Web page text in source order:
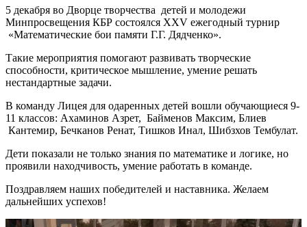
5 декабря во Дворце творчества детей и молодежи
Минпросвещения КБР состоялся XXV ежегодный турнир
«Математические бои памяти Г.Г. Дядченко».
Такие мероприятия помогают развивать творческие
способности, критическое мышление, умение решать
нестандартные задачи.
В команду Лицея для одаренных детей вошли обучающиеся 9-
11 классов: Ахаминов Азрет, Байменов Максим, Блиев
Кантемир, Бечканов Ренат, Тишков Инал, Шибзхов Тембулат.
Дети показали не только знания по математике и логике, но
проявили находчивость, умение работать в команде.
Поздравляем наших победителей и наставника. Желаем
дальнейших успехов!